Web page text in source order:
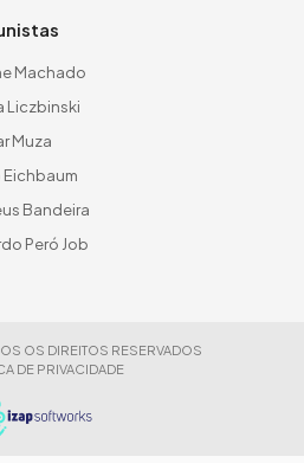
Machado
Liczbinski
Muza
Eichbaum
Bandeira
Peró Job
OS DIREITOS RESERVADOS
DE PRIVACIDADE